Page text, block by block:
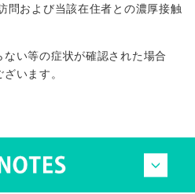
問および当該在住者との濃厚接触
い等の症状が確認された場合
います。